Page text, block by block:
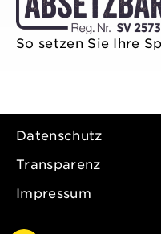
So setzen Sie Ihre
Datenschutz
Transparenz
Impressum